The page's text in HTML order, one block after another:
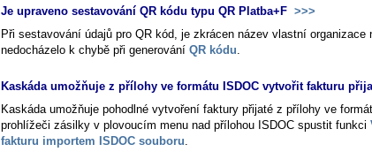
Je upraveno sestavování QR kódu typu QR Platba+F >>>
Při sestavování údajů pro QR kód, je zkrácen název vlastní organizace
nedocházelo k chybě při generování QR kódu.
Kaskáda umožňuje z přílohy ve formátu ISDOC vytvořit fakturu
Kaskáda umožňuje pohodlné vytvoření faktury přijaté z přílohy ve
prohlížeči zásilky v plovoucím menu nad přílohou ISDOC spustit funkci
fakturu importem ISDOC souboru